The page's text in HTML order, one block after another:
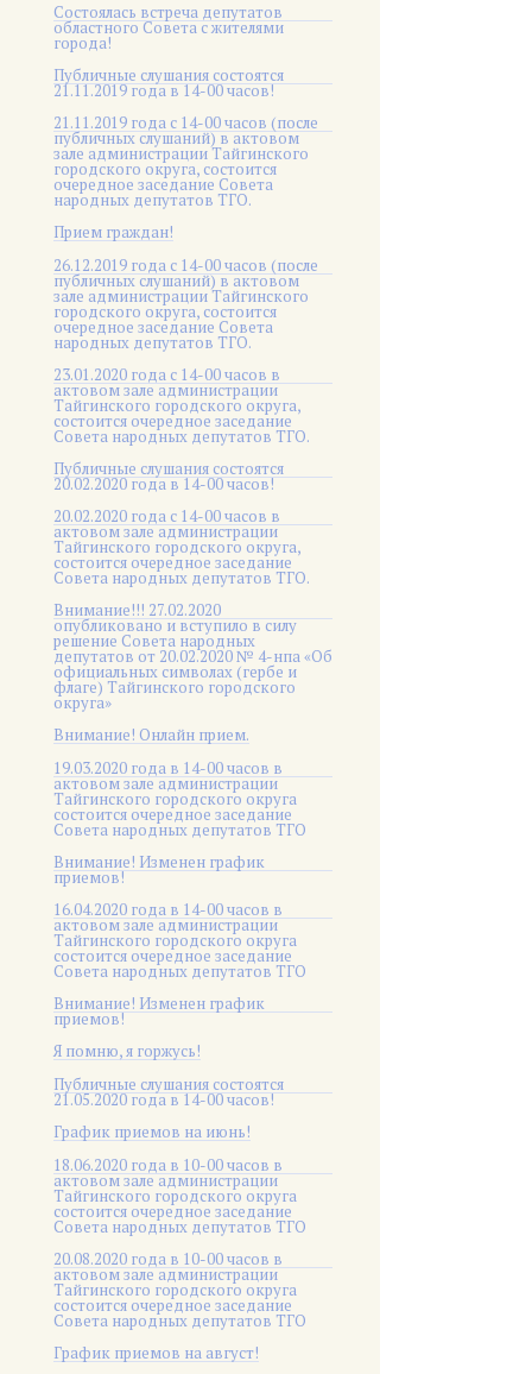
Состоялась встреча депутатов
областного Совета с жителями
города!
Публичные слушания состоятся
21.11.2019 года в 14-00 часов!
21.11.2019 года с 14-00 часов (после
публичных слушаний) в актовом
зале администрации Тайгинского
городского округа, состоится
очередное заседание Совета
народных депутатов ТГО.
Прием граждан!
26.12.2019 года с 14-00 часов (после
публичных слушаний) в актовом
зале администрации Тайгинского
городского округа, состоится
очередное заседание Совета
народных депутатов ТГО.
23.01.2020 года с 14-00 часов в
актовом зале администрации
Тайгинского городского округа,
состоится очередное заседание
Совета народных депутатов ТГО.
Публичные слушания состоятся
20.02.2020 года в 14-00 часов!
20.02.2020 года с 14-00 часов в
актовом зале администрации
Тайгинского городского округа,
состоится очередное заседание
Совета народных депутатов ТГО.
Внимание!!! 27.02.2020
опубликовано и вступило в силу
решение Совета народных
депутатов от 20.02.2020 № 4-нпа «Об
официальных символах (гербе и
флаге) Тайгинского городского
округа»
Внимание! Онлайн прием.
19.03.2020 года в 14-00 часов в
актовом зале администрации
Тайгинского городского округа
состоится очередное заседание
Совета народных депутатов ТГО
Внимание! Изменен график
приемов!
16.04.2020 года в 14-00 часов в
актовом зале администрации
Тайгинского городского округа
состоится очередное заседание
Совета народных депутатов ТГО
Внимание! Изменен график
приемов!
Я помню, я горжусь!
Публичные слушания состоятся
21.05.2020 года в 14-00 часов!
График приемов на июнь!
18.06.2020 года в 10-00 часов в
актовом зале администрации
Тайгинского городского округа
состоится очередное заседание
Совета народных депутатов ТГО
20.08.2020 года в 10-00 часов в
актовом зале администрации
Тайгинского городского округа
состоится очередное заседание
Совета народных депутатов ТГО
График приемов на август!